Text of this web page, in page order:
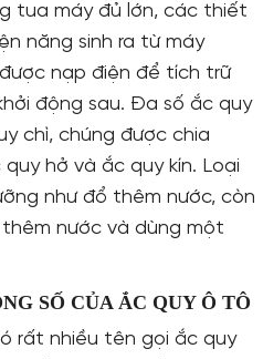
tua máy đủ lớn, các thiết
năng sinh ra từ máy
nạp điện để tích trữ
động sau. Đa số ắc quy
chì, chúng được chia
hở và ắc quy kín. Loại
như đổ thêm nước, còn
nước và dùng một
SỐ CỦA ẮC QUY Ô TÔ
rất nhiều tên gọi ắc quy